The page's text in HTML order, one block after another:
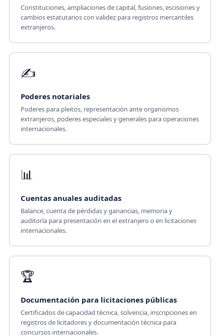
Constituciones, ampliaciones de capital, fusiones, escisiones y
cambios estatutarios con validez para registros mercantiles
extranjeros.
✍️
Poderes notariales
Poderes para pleitos, representación ante organismos
extranjeros, poderes especiales y generales para operaciones
internacionales.
📊
Cuentas anuales auditadas
Balance, cuenta de pérdidas y ganancias, memoria y
auditoría para presentación en el extranjero o en licitaciones
internacionales.
🏆
Documentación para licitaciones públicas
Certificados de capacidad técnica, solvencia, inscripciones en
registros de licitadores y documentación técnica para
concursos internacionales.